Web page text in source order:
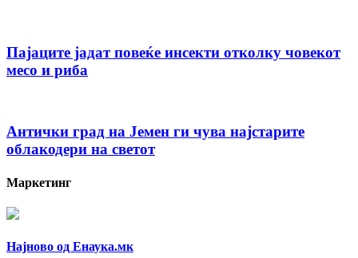
Пајаците јадат повеќе инсекти отколку човекот
месо и риба
Антички град на Јемен ги чува најстарите
облакодери на светот
Маркетинг
Најново од Енаука.мк